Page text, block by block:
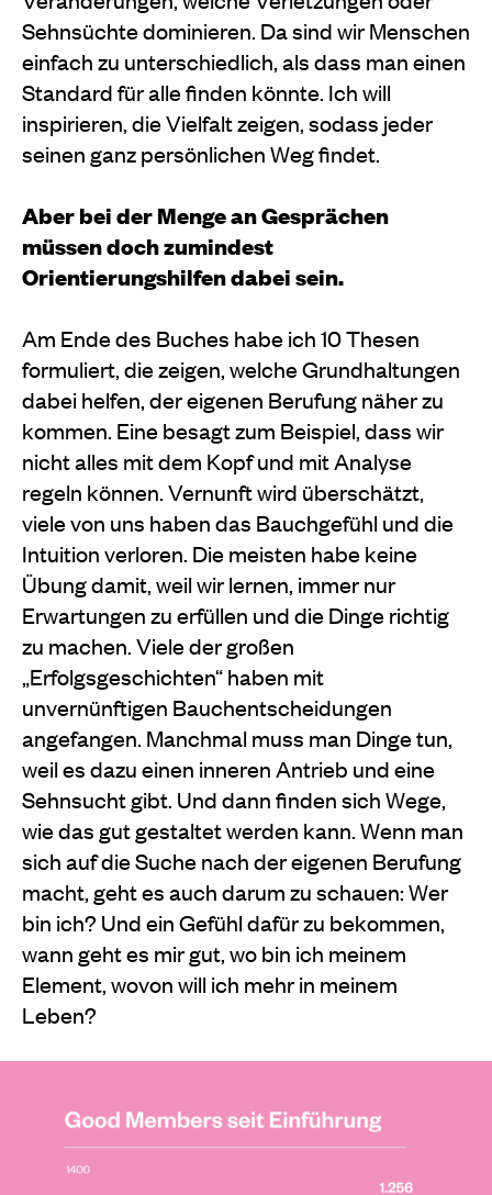
Sehnsüchte dominieren. Da sind wir Menschen
einfach zu unterschiedlich, als dass man einen
Standard für alle finden könnte. Ich will
inspirieren, die Vielfalt zeigen, sodass jeder
seinen ganz persönlichen Weg findet.
Aber bei der Menge an Gesprächen
müssen doch zumindest
Orientierungshilfen dabei sein.
Am Ende des Buches habe ich 10 Thesen
formuliert, die zeigen, welche Grundhaltungen
dabei helfen, der eigenen Berufung näher zu
kommen. Eine besagt zum Beispiel, dass wir
nicht alles mit dem Kopf und mit Analyse
regeln können. Vernunft wird überschätzt,
viele von uns haben das Bauchgefühl und die
Intuition verloren. Die meisten habe keine
Übung damit, weil wir lernen, immer nur
Erwartungen zu erfüllen und die Dinge richtig
zu machen. Viele der großen
„Erfolgsgeschichten“ haben mit
unvernünftigen Bauchentscheidungen
angefangen. Manchmal muss man Dinge tun,
weil es dazu einen inneren Antrieb und eine
Sehnsucht gibt. Und dann finden sich Wege,
wie das gut gestaltet werden kann. Wenn man
sich auf die Suche nach der eigenen Berufung
macht, geht es auch darum zu schauen: Wer
bin ich? Und ein Gefühl dafür zu bekommen,
wann geht es mir gut, wo bin ich meinem
Element, wovon will ich mehr in meinem
Leben?